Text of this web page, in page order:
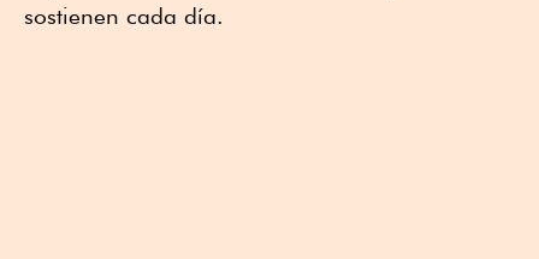
sostienen cada día.